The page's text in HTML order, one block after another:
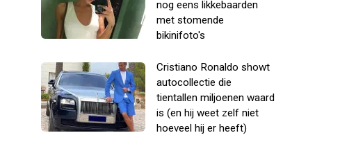
nog eens likkebaarden
met stomende
bikinifoto's
Cristiano Ronaldo showt
autocollectie die
tientallen miljoenen waard
is (en hij weet zelf niet
hoeveel hij er heeft)